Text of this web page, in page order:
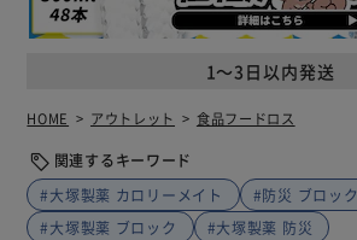
1～3日以内発送
HOME アウトレット 食品フードロス
関連するキーワード
#大塚製薬 カロリーメイト
#防災 ブロック
#大塚製薬 ブロック
#大塚製薬 防災